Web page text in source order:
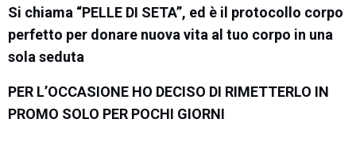
Si chiama “PELLE DI SETA”, ed è il protocollo corpo
perfetto per donare nuova vita al tuo corpo in una
sola seduta
PER L’OCCASIONE HO DECISO DI RIMETTERLO IN
PROMO SOLO PER POCHI GIORNI